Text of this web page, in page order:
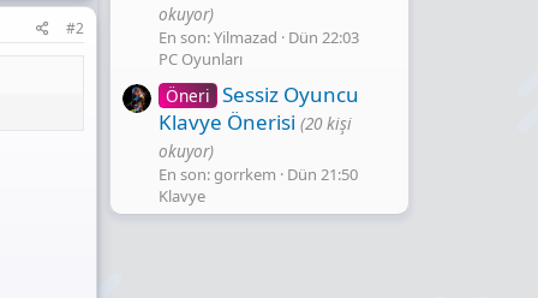
#2
okuyor)
En son: Yilmazad
Dün 22:03
PC Oyunları
Öneri Sessiz Oyuncu
Klavye Önerisi (20 kişi
okuyor)
En son: gorrkem
Dün 21:50
Klavye